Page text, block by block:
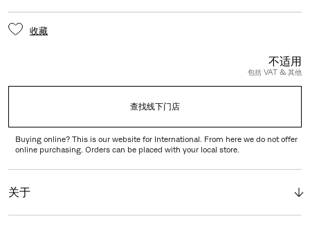
收藏
不适用
包括 VAT & 其他
查找线下门店
Buying online? This is our website for International. From here we do not offer
online purchasing. Orders can be placed with your local store.
关于